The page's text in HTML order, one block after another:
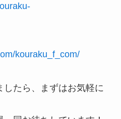
kouraku_f_com/
たら、まずはお気軽に